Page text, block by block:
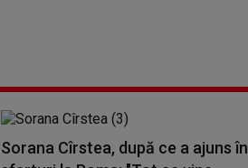
Sorana Cîrstea, după ce a ajuns în